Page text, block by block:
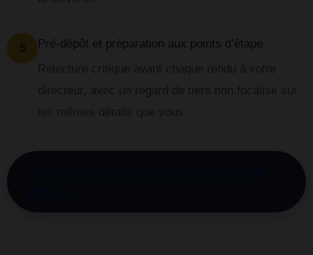
5
Pré-dépôt et préparation aux points d’étape